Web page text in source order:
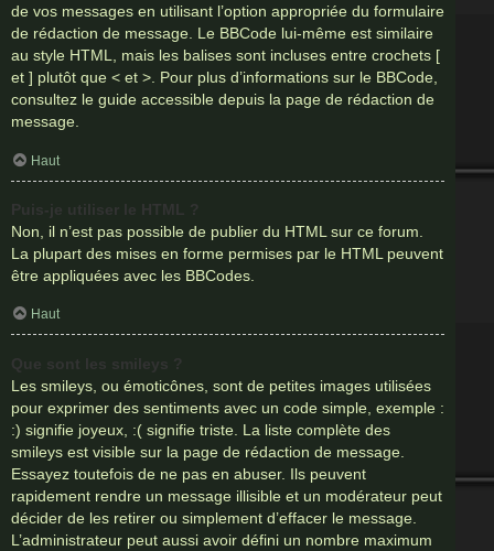
de vos messages en utilisant l’option appropriée du formulaire
de rédaction de message. Le BBCode lui-même est similaire
au style HTML, mais les balises sont incluses entre crochets [
et ] plutôt que < et >. Pour plus d’informations sur le BBCode,
consultez le guide accessible depuis la page de rédaction de
message.
Haut
Non, il n’est pas possible de publier du HTML sur ce forum.
La plupart des mises en forme permises par le HTML peuvent
être appliquées avec les BBCodes.
Haut
Les smileys, ou émoticônes, sont de petites images utilisées
pour exprimer des sentiments avec un code simple, exemple :
:) signifie joyeux, :( signifie triste. La liste complète des
smileys est visible sur la page de rédaction de message.
Essayez toutefois de ne pas en abuser. Ils peuvent
rapidement rendre un message illisible et un modérateur peut
décider de les retirer ou simplement d’effacer le message.
L’administrateur peut aussi avoir défini un nombre maximum